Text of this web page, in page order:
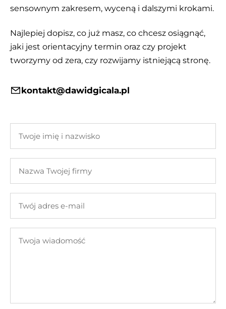
sensownym zakresem, wyceną i dalszymi krokami.
Najlepiej dopisz, co już masz, co chcesz osiągnąć,
jaki jest orientacyjny termin oraz czy projekt
tworzymy od zera, czy rozwijamy istniejącą stronę.
kontakt@dawidgicala.pl
imię
nazwisko
Twojej
adres
mail
wiadomość